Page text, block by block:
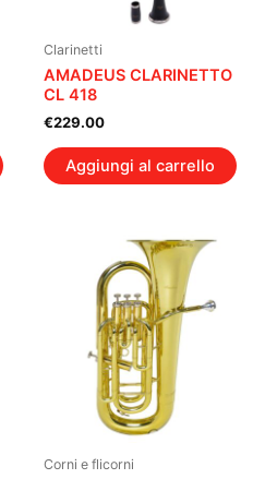
Clarinetti
AMADEUS CLARINETTO
CL 418
€229.00
Aggiungi al carrello
Corni e flicorni